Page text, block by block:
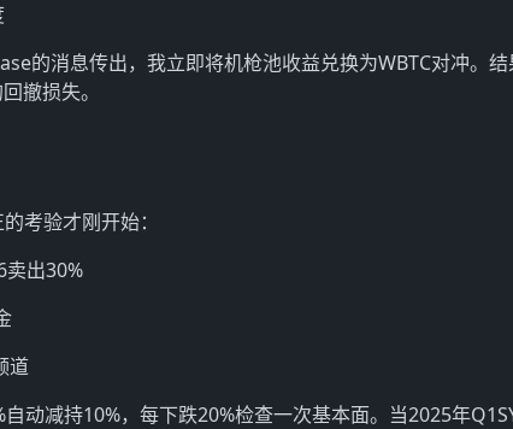
的消息传出，我立即将机枪池收益兑换为WBTC对冲。结
撤损失。
考验才刚开始：
卖出30%
道
自动减持10%，每下跌20%检查一次基本面。当2025年